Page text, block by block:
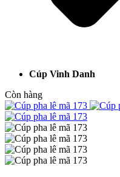
Cúp Vinh Danh
Còn hàng